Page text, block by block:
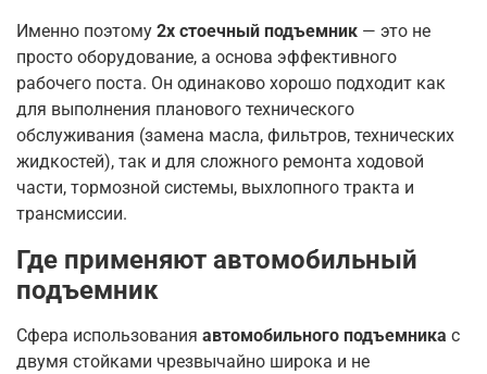
Именно поэтому 2х стоечный подъемник — это не
просто оборудование, а основа эффективного
рабочего поста. Он одинаково хорошо подходит как
для выполнения планового технического
обслуживания (замена масла, фильтров, технических
жидкостей), так и для сложного ремонта ходовой
части, тормозной системы, выхлопного тракта и
трансмиссии.
Где применяют автомобильный
подъемник
Сфера использования автомобильного подъемника с
двумя стойками чрезвычайно широка и не